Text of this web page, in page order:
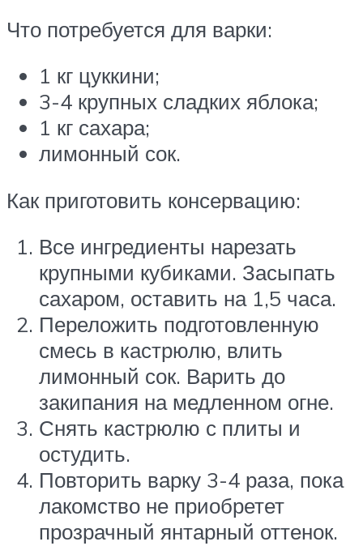
Что потребуется для варки:
1 кг цуккини;
3-4 крупных сладких яблока;
1 кг сахара;
лимонный сок.
Как приготовить консервацию:
Все ингредиенты нарезать
крупными кубиками. Засыпать
сахаром, оставить на 1,5 часа.
Переложить подготовленную
смесь в кастрюлю, влить
лимонный сок. Варить до
закипания на медленном огне.
Снять кастрюлю с плиты и
остудить.
Повторить варку 3-4 раза, пока
лакомство не приобретет
прозрачный янтарный оттенок.